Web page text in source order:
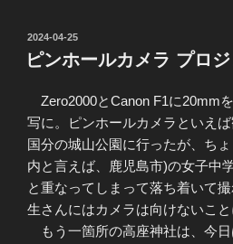
投
稿
日:
2024-04-25
ピンホールカメラ プロ
Zero2000とCanon F1に20mm
写に。ピンホールカメラといえば
国分の城山公園に行ったが、ち
内と言えば、鹿児島市)の女子中
と重なってしまって落ち着いて
生さんにはカメラは向けないこと
もう一箇所の高座神社は、今日